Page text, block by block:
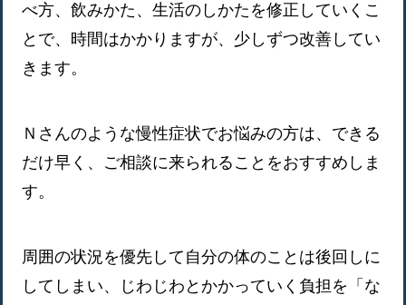
べ方、飲みかた、生活のしかたを修正していくこ
とで、時間はかかりますが、少しずつ改善してい
きます。
Ｎさんのような慢性症状でお悩みの方は、できる
だけ早く、ご相談に来られることをおすすめしま
す。
周囲の状況を優先して自分の体のことは後回しに
してしまい、じわじわとかかっていく負担を「な